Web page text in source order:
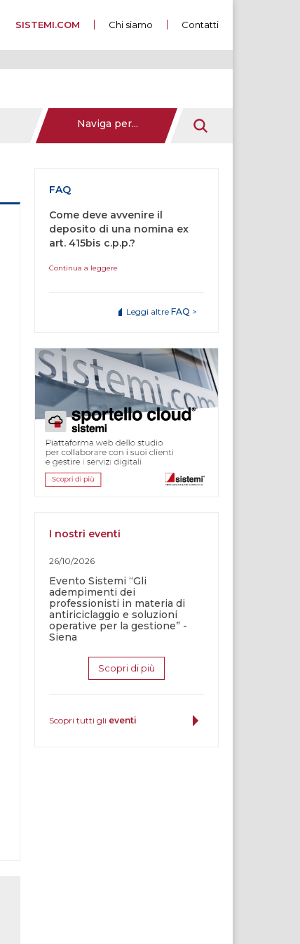
SISTEMI.COM Chi siamo Contatti
Naviga per...
FAQ
Come deve avvenire il
deposito di una nomina ex
art. 415bis c.p.p.?
Continua a leggere
Leggi altre FAQ >
I nostri eventi
26/10/2026
Evento Sistemi “Gli
adempimenti dei
professionisti in materia di
antiriciclaggio e soluzioni
operative per la gestione” -
Siena
Scopri di più
Scopri tutti gli eventi